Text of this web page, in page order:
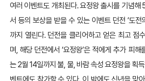
여러 이벤트도 개최된다. 요정왕 출시를 기념해
서 등의 보상을 받을 수 있는 이벤트 던전 ‘도전
까지 열린다. 던전을 클리어하고 얻은 최고 점
며, 해당 던전에서 ‘요정왕’은 적에게 추가 피
는 2월 14일까지 불, 물, 바람 속성 요정왕을 획